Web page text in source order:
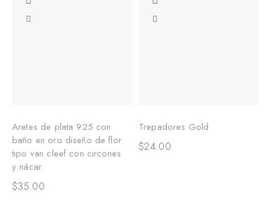
Aretes de plata 925 con
baño en oro diseño de flor
tipo van cleef con circones
y nácar.
$35.00
Trepadores Gold
$24.00